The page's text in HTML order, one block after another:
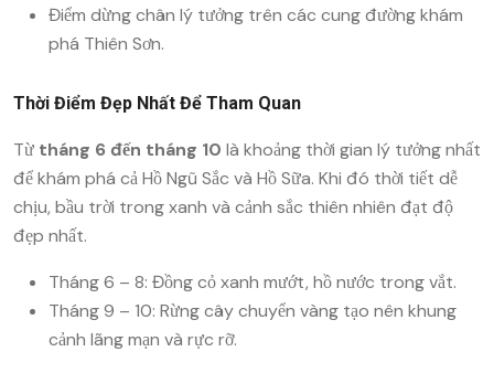
Điểm dừng chân lý tưởng trên các cung đường khám
phá Thiên Sơn.
Thời Điểm Đẹp Nhất Để Tham Quan
Từ tháng 6 đến tháng 10 là khoảng thời gian lý tưởng nhất
để khám phá cả Hồ Ngũ Sắc và Hồ Sữa. Khi đó thời tiết dễ
chịu, bầu trời trong xanh và cảnh sắc thiên nhiên đạt độ
đẹp nhất.
Tháng 6 – 8: Đồng cỏ xanh mướt, hồ nước trong vắt.
Tháng 9 – 10: Rừng cây chuyển vàng tạo nên khung
cảnh lãng mạn và rực rỡ.